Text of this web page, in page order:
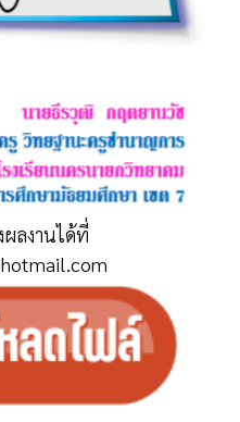
ผลงานได้ที่